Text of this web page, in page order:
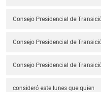
Consejo Presidencial de
Consejo Presidencial de
Consejo Presidencial de
consideró este lunes que quien